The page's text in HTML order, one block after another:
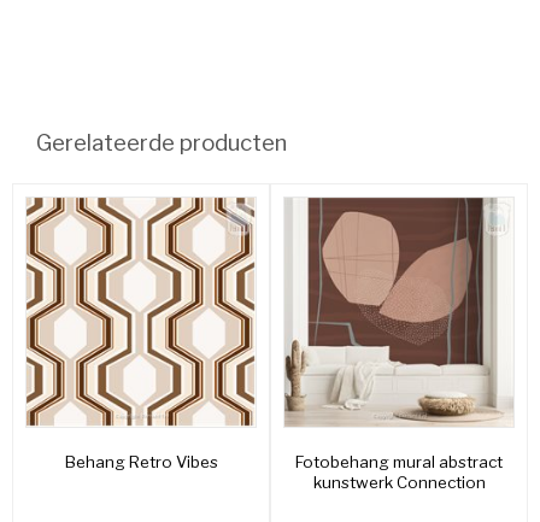
Gerelateerde producten
Behang Retro Vibes
Fotobehang mural abstract
kunstwerk Connection